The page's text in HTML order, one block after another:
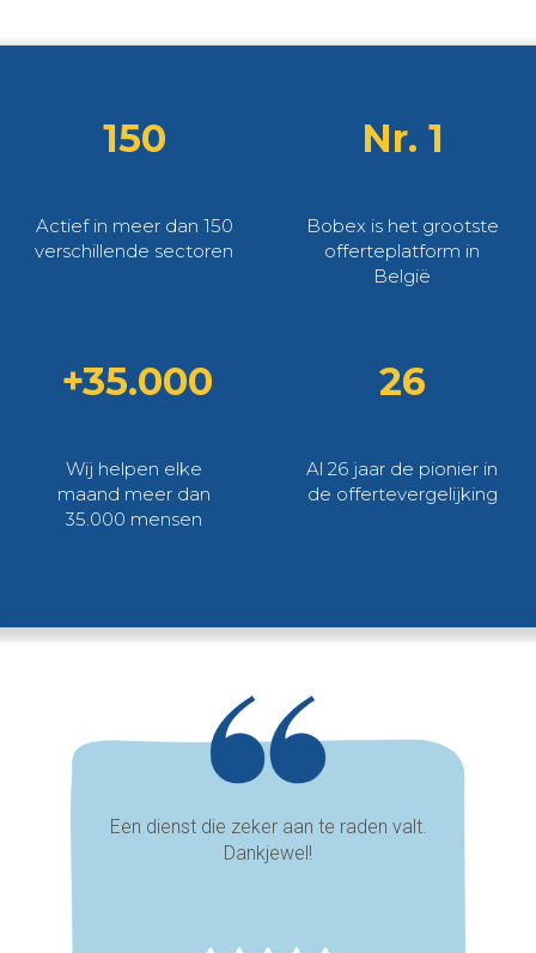
150
Actief in meer dan 150
verschillende sectoren
Nr. 1
Bobex is het grootste
offerteplatform in
België
+35.000
Wij helpen elke
maand meer dan
35.000 mensen
26
Al 26 jaar de pionier in
de offertevergelijking
Een dienst die zeker aan te raden valt.
Dankjewel!